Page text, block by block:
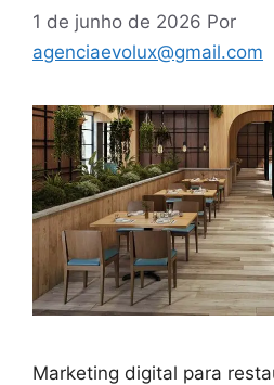
1 de junho de 2026 Por
agenciaevolux@gmail.com
Marketing digital para